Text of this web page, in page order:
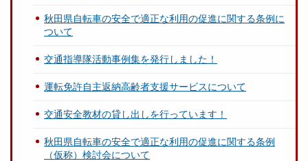
秋田県自転車の安全で適正な利用の促進に関する条例に
ついて
交通指導隊活動事例集を発行しました！
運転免許自主返納高齢者支援サービスについて
交通安全教材の貸し出しを行っています！
秋田県自転車の安全で適正な利用の促進に関する条例
（仮称）検討会について